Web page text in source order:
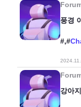
풍경
#,#
강아